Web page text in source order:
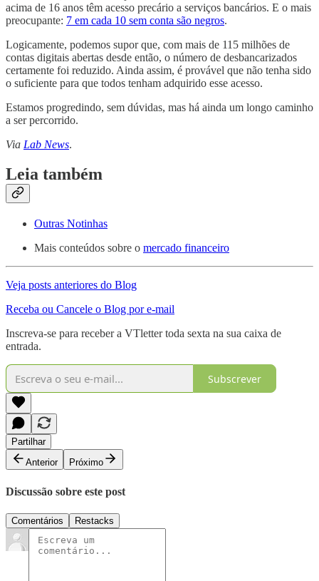
acima de 16 anos têm acesso precário a serviços bancários. E o mais
preocupante: 7 em cada 10 sem conta são negros.
Logicamente, podemos supor que, com mais de 115 milhões de
contas digitais abertas desde então, o número de desbancarizados
certamente foi reduzido. Ainda assim, é provável que não tenha sido
o suficiente para que todos tenham adquirido esse acesso.
Estamos progredindo, sem dúvidas, mas há ainda um longo caminho
a ser percorrido.
Via Lab News.
Leia também
Outras Notinhas
Mais conteúdos sobre o mercado financeiro
Veja posts anteriores do Blog
Receba ou Cancele o Blog por e-mail
Inscreva-se para receber a VTletter toda sexta na sua caixa de
entrada.
Subscrever
Partilhar
Anterior
Próximo
Discussão sobre este post
Comentários Restacks